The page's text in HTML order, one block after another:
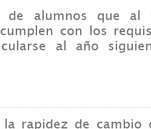
de alumnos que
con los
al año
la rapidez de cambio